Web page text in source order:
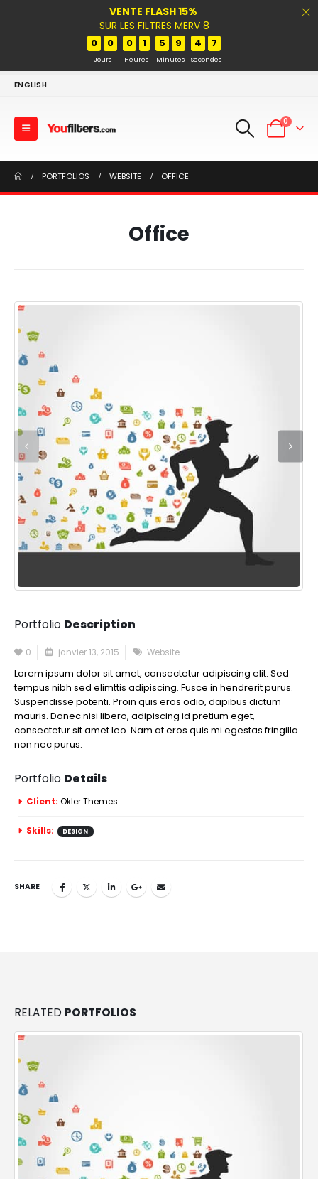
VENTE FLASH 15%
SUR LES FILTRES MERV 8
0 0
Jours
0 1
Heures
5 9
Minutes
4 7
Secondes
ENGLISH
0
PORTFOLIOS WEBSITE OFFICE
Office
Portfolio Description
0 janvier 13, 2015 Website
Lorem ipsum dolor sit amet, consectetur adipiscing elit. Sed
tempus nibh sed elimttis adipiscing. Fusce in hendrerit purus.
Suspendisse potenti. Proin quis eros odio, dapibus dictum
mauris. Donec nisi libero, adipiscing id pretium eget,
consectetur sit amet leo. Nam at eros quis mi egestas fringilla
non nec purus.
Portfolio Details
Client: Okler Themes
Skills: DESIGN
SHARE
RELATED PORTFOLIOS